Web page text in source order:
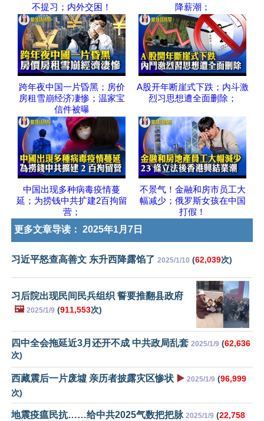
不提习；内外交困！
降薪潮；
跨年夜中国一片昏黑；房价
房租雪崩经济凄惨；温家宝
信件被曝
A股开年断崖式下跌；内斗激
烈习思想遭全面删除；
中国出现多种病毒疫情蔓
延；为捞钱中共扩建2百拘留
营；
不景气！金融和房市员工大
幅减少；俄罗斯女孩在中国
打假！
更多文章导读： 2025年1月7日
习近平怒查高善文 东升西降露馅了 2025/1/10 (62,039次)
习后院出现民间民兵组织 誓要推翻县政府
🖼️ 2025/1/9 (911,553次)
四中全会拖延近3月还开不成 中共政局乱套 2025/1/9 (62,636
次)
西藏震后一片废墟 亲历者披露灾区惨状 ▶️ 2025/1/9 (96,999
次)
地震疫瘟民抗……给中共2025气数把把脉 2025/1/9 (22,758